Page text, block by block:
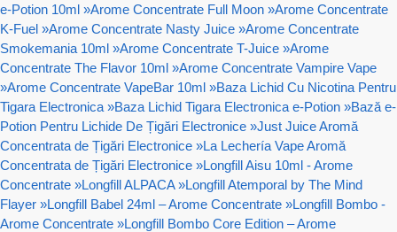
e-Potion 10ml »Arome Concentrate Full Moon »Arome Concentrate
K-Fuel »Arome Concentrate Nasty Juice »Arome Concentrate
Smokemania 10ml »Arome Concentrate T-Juice »Arome
Concentrate The Flavor 10ml »Arome Concentrate Vampire Vape
»Arome Concentrate VapeBar 10ml »Baza Lichid Cu Nicotina Pentru
Tigara Electronica »Baza Lichid Tigara Electronica e-Potion »Bază e-
Potion Pentru Lichide De Țigări Electronice »Just Juice Aromă
Concentrata de Țigări Electronice »La Lechería Vape Aromă
Concentrata de Țigări Electronice »Longfill Aisu 10ml - Arome
Concentrate »Longfill ALPACA »Longfill Atemporal by The Mind
Flayer »Longfill Babel 24ml – Arome Concentrate »Longfill Bombo -
Arome Concentrate »Longfill Bombo Core Edition – Arome